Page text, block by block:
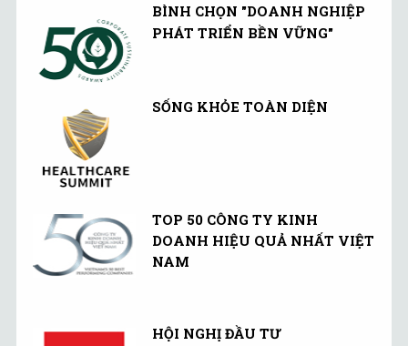
BÌNH CHỌN "DOANH NGHIỆP
PHÁT TRIỂN BỀN VỮNG"
SỐNG KHỎE TOÀN DIỆN
TOP 50 CÔNG TY KINH
DOANH HIỆU QUẢ NHẤT VIỆT
NAM
HỘI NGHỊ ĐẦU TƯ